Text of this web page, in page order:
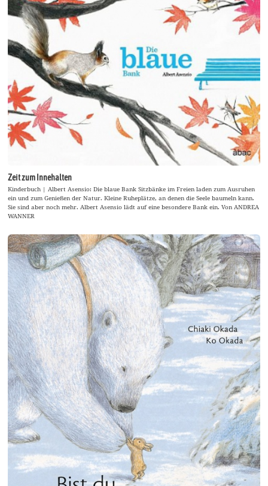
Zeit zum Innehalten
Kinderbuch | Albert Asensio: Die blaue Bank Sitzbänke im Freien laden zum Ausruhen
ein und zum Genießen der Natur. Kleine Ruheplätze, an denen die Seele baumeln kann.
Sie sind aber noch mehr. Albert Asensio lädt auf eine besondere Bank ein. Von ANDREA
WANNER